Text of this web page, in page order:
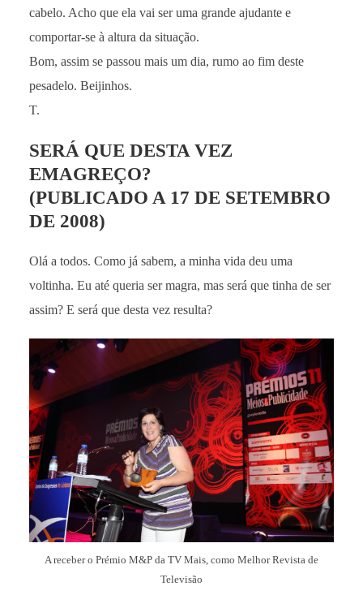
cabelo. Acho que ela vai ser uma grande ajudante e
comportar-se à altura da situação.
Bom, assim se passou mais um dia, rumo ao fim deste
pesadelo. Beijinhos.
T.
SERÁ QUE DESTA VEZ
EMAGREÇO?
(PUBLICADO A 17 DE SETEMBRO
DE 2008)
Olá a todos. Como já sabem, a minha vida deu uma
voltinha. Eu até queria ser magra, mas será que tinha de ser
assim? E será que desta vez resulta?
A receber o Prémio M&P da TV Mais, como Melhor Revista de
Televisão